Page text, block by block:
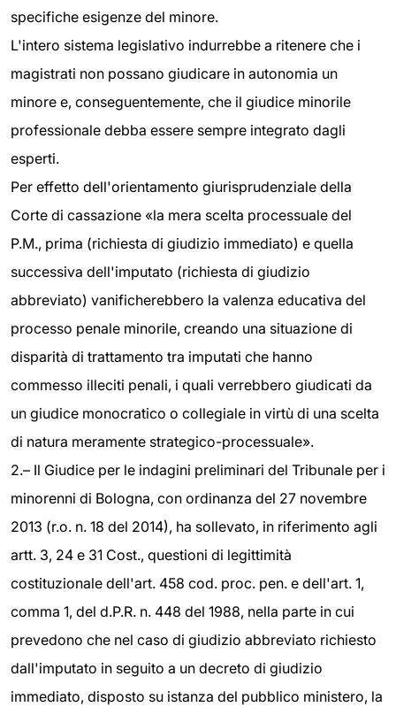
specifiche esigenze del minore.
L'intero sistema legislativo indurrebbe a ritenere che i
magistrati non possano giudicare in autonomia un
minore e, conseguentemente, che il giudice minorile
professionale debba essere sempre integrato dagli
esperti.
Per effetto dell'orientamento giurisprudenziale della
Corte di cassazione «la mera scelta processuale del
P.M., prima (richiesta di giudizio immediato) e quella
successiva dell'imputato (richiesta di giudizio
abbreviato) vanificherebbero la valenza educativa del
processo penale minorile, creando una situazione di
disparità di trattamento tra imputati che hanno
commesso illeciti penali, i quali verrebbero giudicati da
un giudice monocratico o collegiale in virtù di una scelta
di natura meramente strategico-processuale».
2.– Il Giudice per le indagini preliminari del Tribunale per i
minorenni di Bologna, con ordinanza del 27 novembre
2013 (r.o. n. 18 del 2014), ha sollevato, in riferimento agli
artt. 3, 24 e 31 Cost., questioni di legittimità
costituzionale dell'art. 458 cod. proc. pen. e dell'art. 1,
comma 1, del d.P.R. n. 448 del 1988, nella parte in cui
prevedono che nel caso di giudizio abbreviato richiesto
dall'imputato in seguito a un decreto di giudizio
immediato, disposto su istanza del pubblico ministero, la